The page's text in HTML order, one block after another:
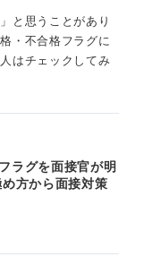
次に活かそ
の会社の顧客に
良い印象を残し
いので、褒めら
も魅力的な要
て次の面接に活
と思うことがあり
・不合格フラグに
はチェックしてみ
ラグを面接官が明
方から面接対策